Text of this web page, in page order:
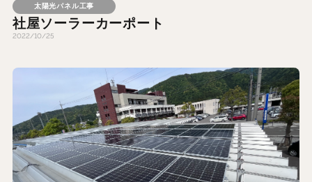
太陽光パネル工事
社屋ソーラーカーポート
2022/10/25